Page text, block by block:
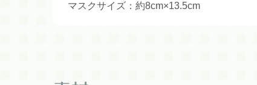
マスクサイズ：約8cm×13.5cm